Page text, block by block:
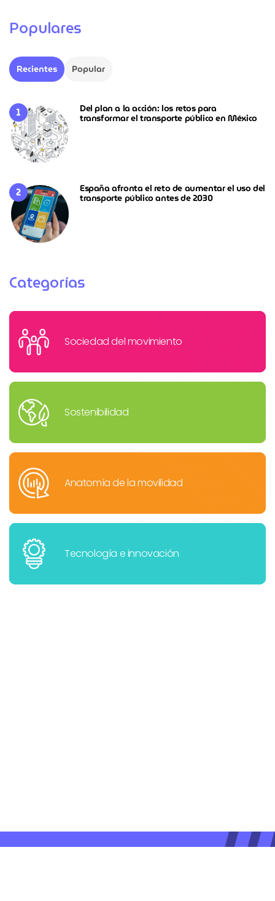
Populares
Recientes Popular
Del plan a la acción: los retos para
transformar el transporte público en México
España afronta el reto de aumentar el uso del
transporte público antes de 2030
Categorías
Sociedad del movimiento
Sostenibilidad
Anatomía de la movilidad
Tecnología e innovación